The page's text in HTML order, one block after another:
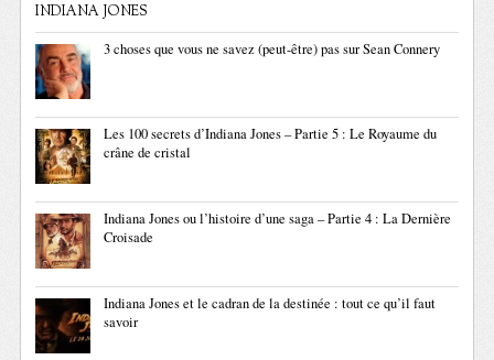
INDIANA JONES
3 choses que vous ne savez (peut-être) pas sur Sean Connery
Les 100 secrets d’Indiana Jones – Partie 5 : Le Royaume du
crâne de cristal
Indiana Jones ou l’histoire d’une saga – Partie 4 : La Dernière
Croisade
Indiana Jones et le cadran de la destinée : tout ce qu’il faut
savoir